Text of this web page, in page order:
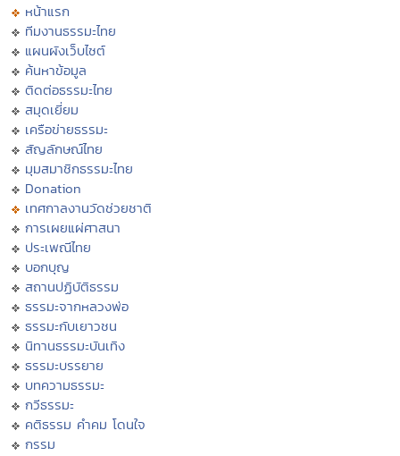
หน้าแรก
ทีมงานธรรมะไทย
แผนผังเว็บไซต์
ค้นหาข้อมูล
ติดต่อธรรมะไทย
สมุดเยี่ยม
เครือข่ายธรรมะ
สัญลักษณ์ไทย
มุมสมาชิกธรรมะไทย
Donation
เทศกาลงานวัดช่วยชาติ
การเผยแผ่ศาสนา
ประเพณีไทย
บอกบุญ
สถานปฏิบัติธรรม
ธรรมะจากหลวงพ่อ
ธรรมะกับเยาวชน
นิทานธรรมะบันเทิง
ธรรมะบรรยาย
บทความธรรมะ
กวีธรรมะ
คติธรรม คำคม โดนใจ
กรรม